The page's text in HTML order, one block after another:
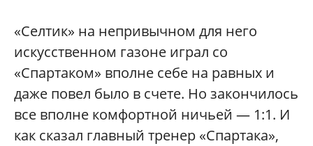
«Селтик» на непривычном для него
искусственном газоне играл со
«Спартаком» вполне себе на равных и
даже повел было в счете. Но закончилось
все вполне комфортной ничьей — 1:1. И
как сказал главный тренер «Спартака»,